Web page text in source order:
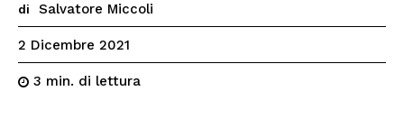
di Salvatore Miccoli
2 Dicembre 2021
3 min. di lettura